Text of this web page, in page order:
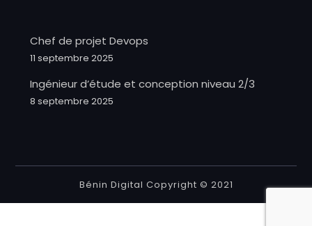
Chef de projet Devops
11 septembre 2025
Ingénieur d’étude et conception niveau 2/3
8 septembre 2025
Bénin Digital Copyright © 2021